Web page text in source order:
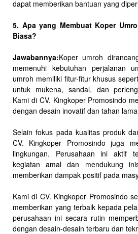
dapat memberikan bantuan yang
5. Apa yang Membuat Koper
Biasa?
Jawabannya:Koper umroh
memenuhi kebutuhan perjalanan
umroh memiliki fitur-fitur khusus
untuk mukena, sandal, dan
Kami di CV. Kingkoper Promosindo
dengan desain inovatif dan tahan
Selain fokus pada kualitas produk
CV. Kingkoper Promosindo juga
lingkungan. Perusahaan ini aktif
kegiatan amal dan mendukung
memberikan dampak positif pada
Kami di CV. Kingkoper Promosindo
memberikan yang terbaik kepada
perusahaan ini secara rutin
dengan desain-desain terbaru dan